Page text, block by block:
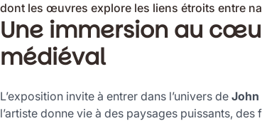
dont les œuvres explore les liens étroits entre
Une immersion au
médiéval
L’exposition invite à entrer dans l’univers de John
l’artiste donne vie à des paysages puissants,